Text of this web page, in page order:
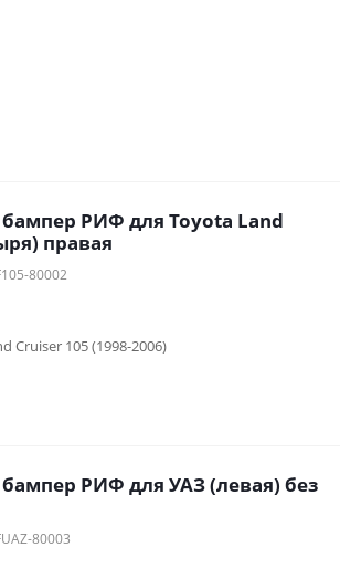
РИФ для Toyota Land
правая
80002
Cruiser 105 (1998-2006)
РИФ для УАЗ (левая) без
80003